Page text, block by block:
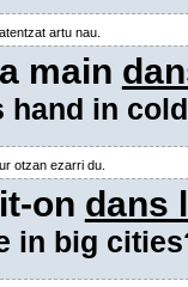
artu nau.
main
hand in
otzan ezarri du.
on dans
in big